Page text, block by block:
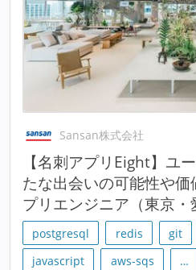
Sansan株式会社
【名刺アプリEight】ユ
たな出会いの可能性や
プリエンジニア（東京・
postgresql redis git
javascript
aws-sqs …